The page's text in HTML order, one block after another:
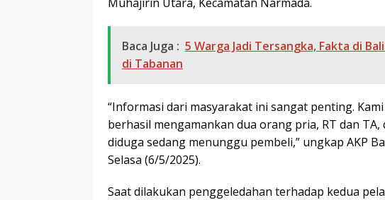
Baca Juga : 5 Warga Jadi Tersangka, Fakta di
di Tabanan
“Informasi dari masyarakat ini sangat penting.
berhasil mengamankan dua orang pria, RT dan
diduga sedang menunggu pembeli,” ungkap AKP
Selasa (6/5/2025).
Saat dilakukan penggeledahan terhadap kedua